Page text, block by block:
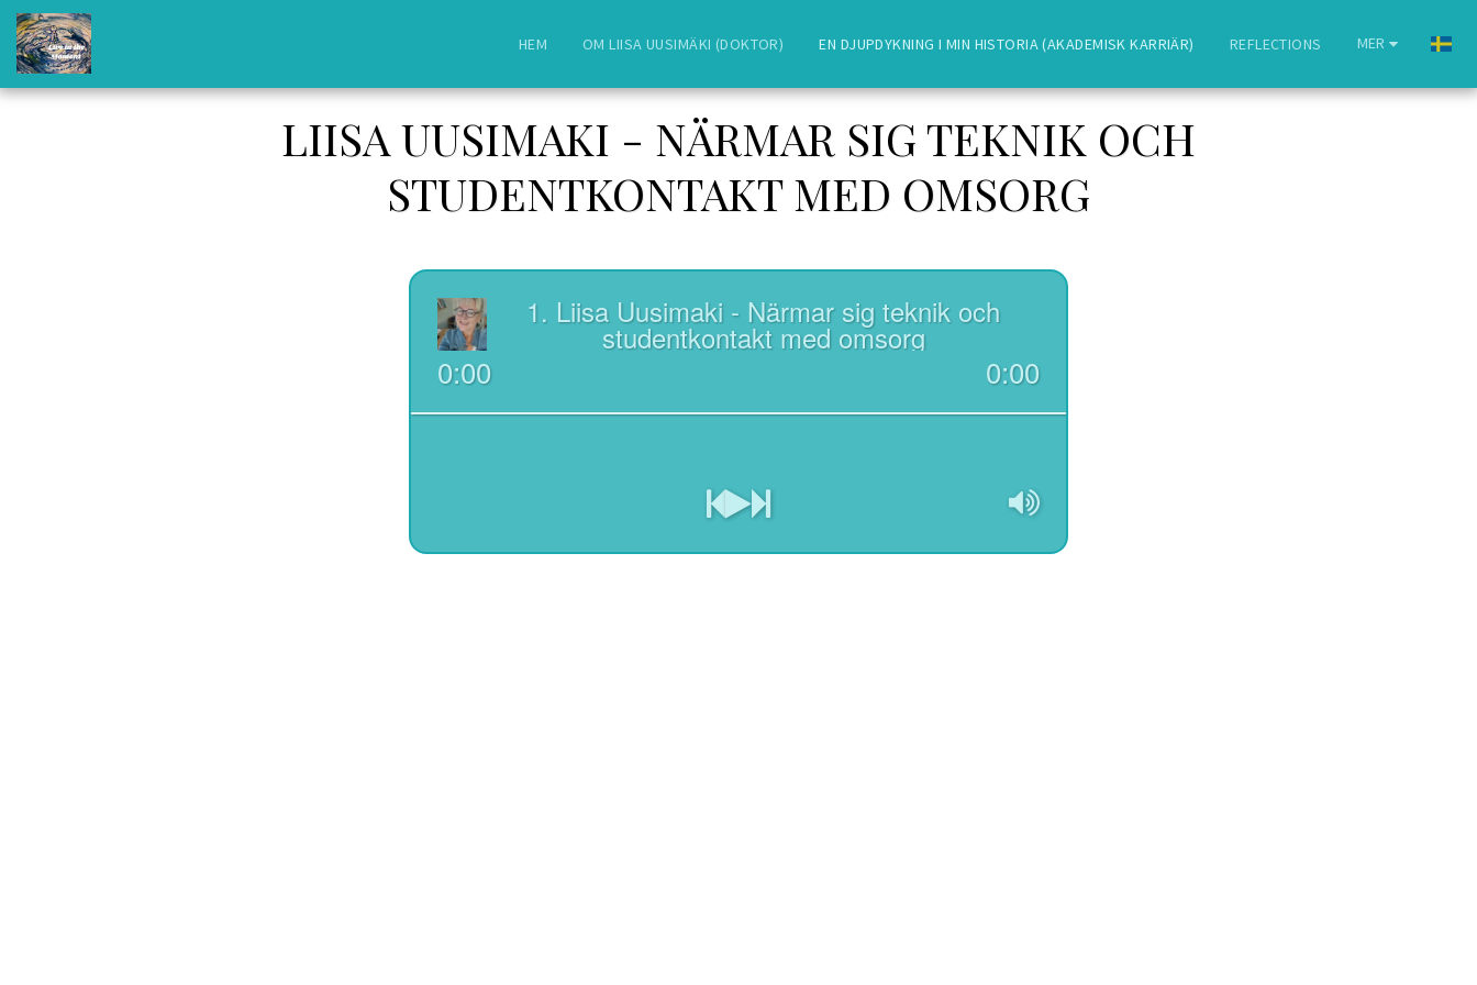
HEM OM LIISA UUSIMÄKI (DOKTOR) EN DJUPDYKNING I MIN HISTORIA (AKADEMISK KARRIÄR) REFLECTIONS MER
LIISA UUSIMAKI - NÄRMAR SIG TEKNIK OCH
STUDENTKONTAKT MED OMSORG